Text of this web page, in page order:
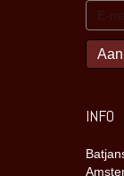
INFO